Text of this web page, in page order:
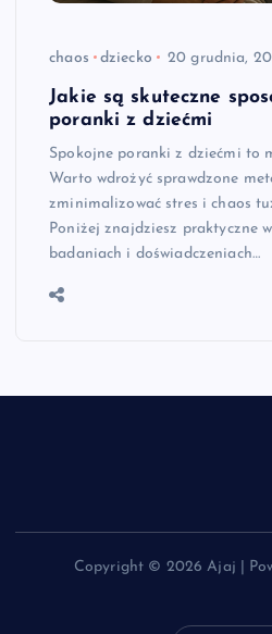
chaos dziecko 20 grudnia,
Jakie są skuteczne
poranki z dziećmi
Spokojne poranki z dziećmi to
Warto wdrożyć sprawdzone
zminimalizować stres i chaos
Poniżej znajdziesz praktyczne
badaniach i doświadczeniach…
Copyright © 2026 Ajaj |